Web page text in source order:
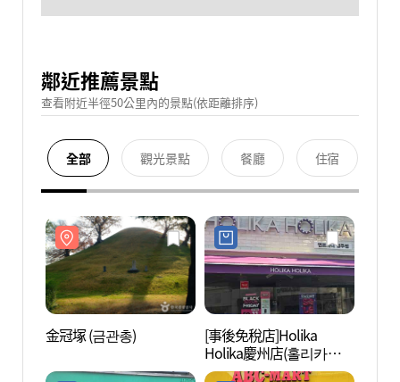
鄰近推薦景點
查看附近半徑50公里內的景點(依距離排序)
全部 觀光景點 餐廳 住宿
金冠塚 (금관총)
[事後免稅店]Holika
Holika慶州店(홀리카홀리
카 경주점)